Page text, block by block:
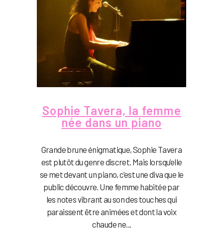
Sophie Tavera, la femme
née dans un piano
Grande brune énigmatique, Sophie Tavera
est plutôt du genre discret. Mais lorsqu’elle
se met devant un piano, c’est une diva que le
public découvre. Une femme habitée par
les notes vibrant au son des touches qui
paraissent être animées et dont la voix
chaude ne...